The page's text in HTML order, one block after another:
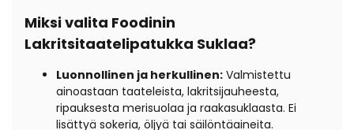
Miksi valita Foodinin
Lakritsitaatelipatukka Suklaa?
Luonnollinen ja herkullinen: Valmistettu
ainoastaan taateleista, lakritsijauheesta,
ripauksesta merisuolaa ja raakasuklaasta. Ei
lisättyä sokeria, öljyä tai säilöntäaineita.